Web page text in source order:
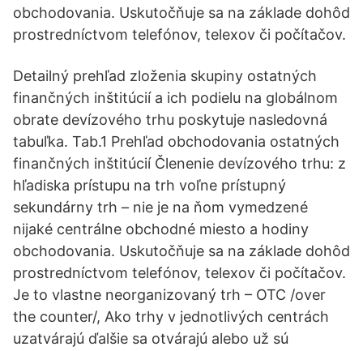
obchodovania. Uskutočňuje sa na základe dohôd
prostredníctvom telefónov, telexov či počítačov.
Detailný prehľad zloženia skupiny ostatných
finančných inštitúcií a ich podielu na globálnom
obrate devízového trhu poskytuje nasledovná
tabuľka. Tab.1 Prehľad obchodovania ostatných
finančných inštitúcií Členenie devízového trhu: z
hľadiska prístupu na trh voľne prístupný
sekundárny trh – nie je na ňom vymedzené
nijaké centrálne obchodné miesto a hodiny
obchodovania. Uskutočňuje sa na základe dohôd
prostredníctvom telefónov, telexov či počítačov.
Je to vlastne neorganizovaný trh – OTC /over
the counter/, Ako trhy v jednotlivých centrách
uzatvárajú ďalšie sa otvárajú alebo už sú